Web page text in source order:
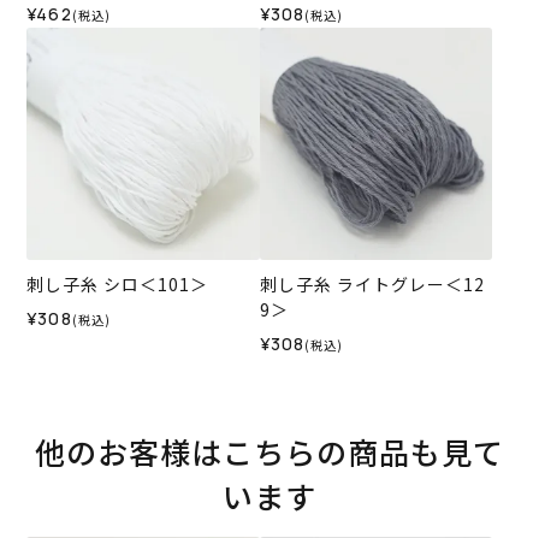
¥462 (税込) ¥308 (税込)
刺し子糸 シロ＜101＞
¥308 (税込)
刺し子糸 ライトグレー＜12
9＞
¥308 (税込)
他のお客様はこちらの商品も見て
います